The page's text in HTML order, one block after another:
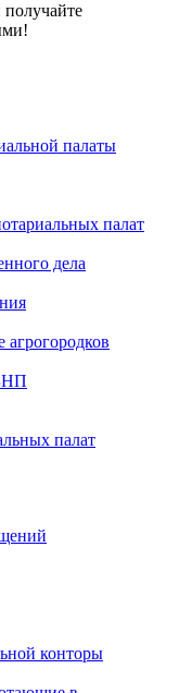
палаты
палат
дела
палат
конторы